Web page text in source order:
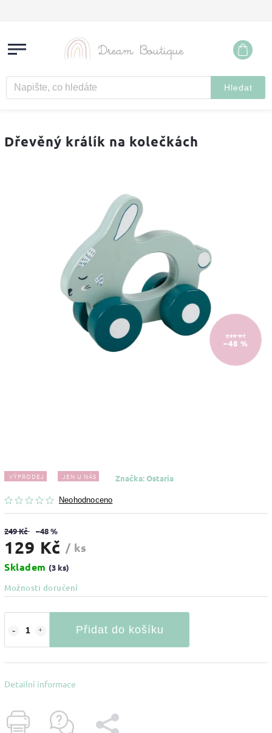
Hledat
Dřevěný králík na kolečkách
249 Kč
–48 %
VÝPRODEJ JEN U NÁS
Neohodnoceno
Značka:Ostaria
249 Kč –48 %
129 Kč / ks
Skladem (3 ks)
Možnosti doručení
Přidat do košíku
Detailní informace